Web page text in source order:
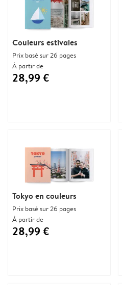
Tokyo en couleurs
Prix basé sur 26 pages
À partir de
28,99 €
Couleurs estivales
Prix basé sur 26 pages
À partir de
28,99 €